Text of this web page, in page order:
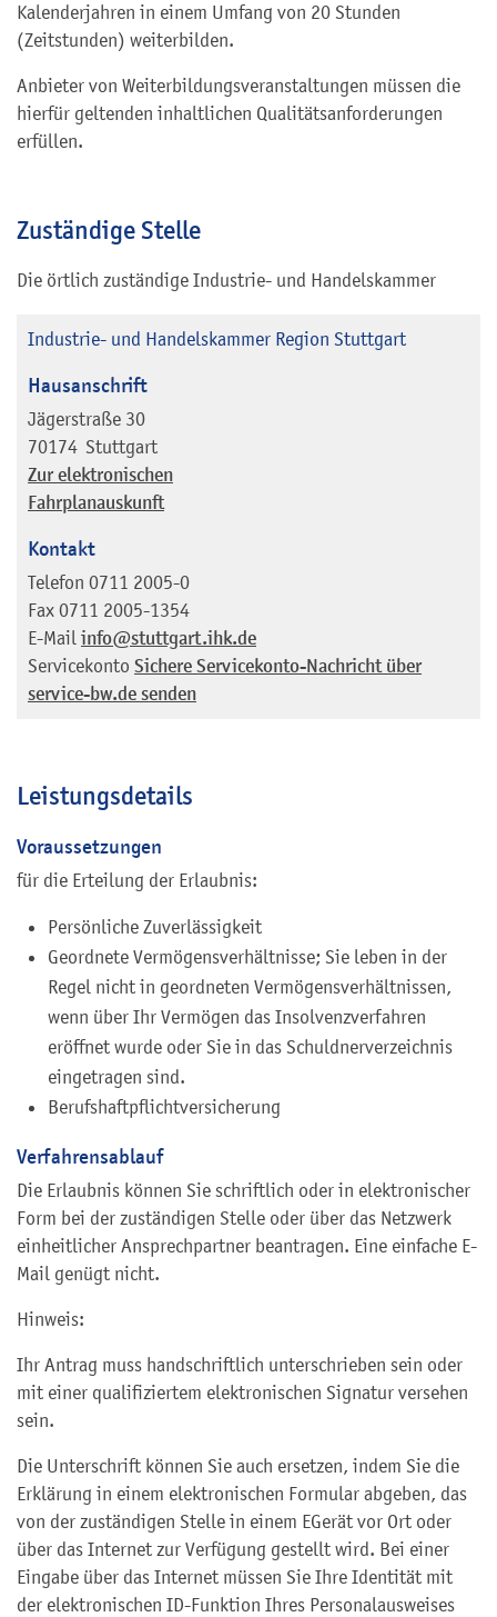
Kalenderjahren in einem Umfang von 20 Stunden
(Zeitstunden) weiterbilden.
Anbieter von Weiterbildungsveranstaltungen müssen die
hierfür geltenden inhaltlichen Qualitätsanforderungen
erfüllen.
Zuständige Stelle
Die örtlich zuständige Industrie- und Handelskammer
Industrie- und Handelskammer Region Stuttgart
Hausanschrift
Jägerstraße 30
70174 Stuttgart
Zur elektronischen
Fahrplanauskunft
Kontakt
Telefon 0711 2005-0
Fax 0711 2005-1354
E-Mail info@stuttgart.ihk.de
Servicekonto Sichere Servicekonto-Nachricht über
service-bw.de senden
Leistungsdetails
Voraussetzungen
für die Erteilung der Erlaubnis:
Persönliche Zuverlässigkeit
Geordnete Vermögensverhältnisse; Sie leben in der
Regel nicht in geordneten Vermögensverhältnissen,
wenn über Ihr Vermögen das Insolvenzverfahren
eröffnet wurde oder Sie in das Schuldnerverzeichnis
eingetragen sind.
Berufshaftpflichtversicherung
Verfahrensablauf
Die Erlaubnis können Sie schriftlich oder in elektronischer
Form bei der zuständigen Stelle oder über das Netzwerk
einheitlicher Ansprechpartner beantragen. Eine einfache E-
Mail genügt nicht.
Hinweis:
Ihr Antrag muss handschriftlich unterschrieben sein oder
mit einer qualifiziertem elektronischen Signatur versehen
sein.
Die Unterschrift können Sie auch ersetzen, indem Sie die
Erklärung in einem elektronischen Formular abgeben, das
von der zuständigen Stelle in einem EGerät vor Ort oder
über das Internet zur Verfügung gestellt wird. Bei einer
Eingabe über das Internet müssen Sie Ihre Identität mit
der elektronischen ID-Funktion Ihres Personalausweises